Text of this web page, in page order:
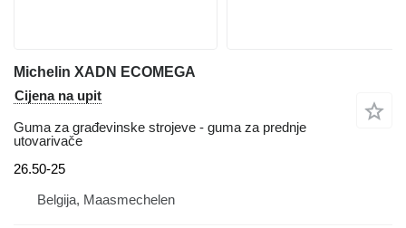
Michelin XADN ECOMEGA
Cijena na upit
Guma za građevinske strojeve - guma za prednje
utovarivače
26.50-25
Belgija, Maasmechelen